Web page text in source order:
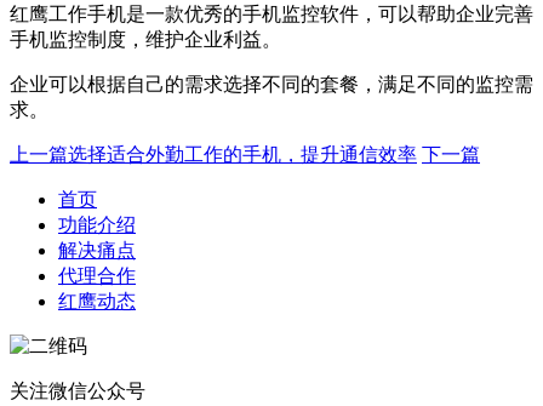
红鹰工作手机是一款优秀的手机监控软件，可以帮助企业完善
手机监控制度，维护企业利益。
企业可以根据自己的需求选择不同的套餐，满足不同的监控需
求。
上一篇选择适合外勤工作的手机，提升通信效率 下一篇
首页
功能介绍
解决痛点
代理合作
红鹰动态
关注微信公众号